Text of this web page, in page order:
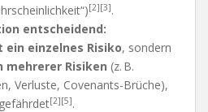
[2][3].
entscheidend:
ein einzelnes Risiko, sondern
mehrerer Risiken (z. B.
Verluste, Covenants-Brüche),
[2][5].